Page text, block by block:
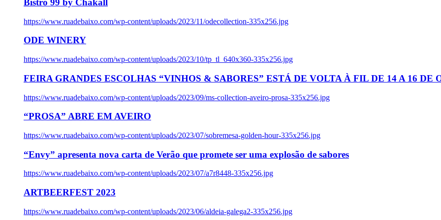
Bistro 99 by Chakall
https://www.ruadebaixo.com/wp-content/uploads/2023/11/odecollection-335x256.jpg
ODE WINERY
https://www.ruadebaixo.com/wp-content/uploads/2023/10/tp_tl_640x360-335x256.jpg
FEIRA GRANDES ESCOLHAS “VINHOS & SABORES” ESTÁ DE VOLTA À FIL DE 14 A 16 DE
https://www.ruadebaixo.com/wp-content/uploads/2023/09/ms-collection-aveiro-prosa-335x256.jpg
“PROSA” ABRE EM AVEIRO
https://www.ruadebaixo.com/wp-content/uploads/2023/07/sobremesa-golden-hour-335x256.jpg
“Envy” apresenta nova carta de Verão que promete ser uma explosão de sabores
https://www.ruadebaixo.com/wp-content/uploads/2023/07/a7r8448-335x256.jpg
ARTBEERFEST 2023
https://www.ruadebaixo.com/wp-content/uploads/2023/06/aldeia-galega2-335x256.jpg